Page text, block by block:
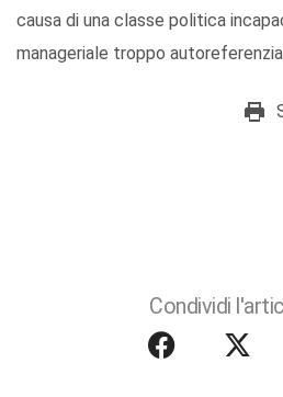
causa di una classe politica
manageriale troppo
Condividi